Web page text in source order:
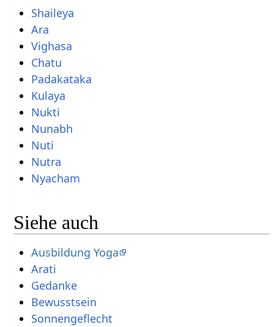
Shaileya
Ara
Vighasa
Chatu
Padakataka
Kulaya
Nukti
Nunabh
Nuti
Nutra
Nyacham
Siehe auch
Ausbildung Yoga
Arati
Gedanke
Bewusstsein
Sonnengeflecht